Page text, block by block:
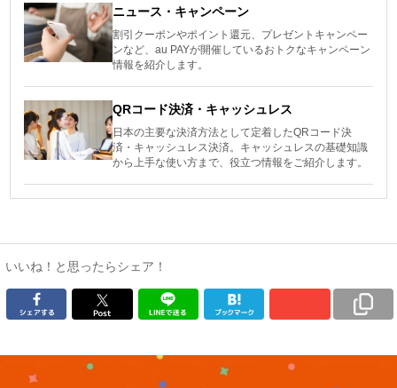
ニュース・キャンペーン
割引クーポンやポイント還元、プレゼントキャンペー
ンなど、au PAYが開催しているおトクなキャンペーン
情報を紹介します。
QRコード決済・キャッシュレス
日本の主要な決済方法として定着したQRコード決
済・キャッシュレス決済。キャッシュレスの基礎知識
から上手な使い方まで、役立つ情報をご紹介します。
いいね！と思ったらシェア！